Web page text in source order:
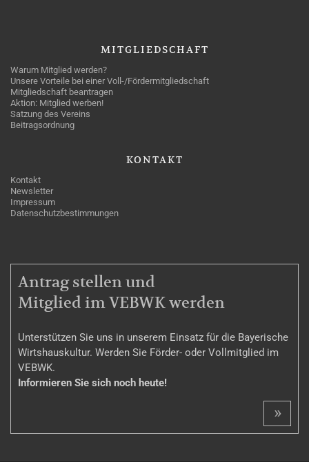
MITGLIEDSCHAFT
Warum Mitglied werden?
Unsere Vorteile bei einer Voll-/Fördermitgliedschaft
Mitgliedschaft beantragen
Aktion: Mitglied werben!
Satzung des Vereins
Beitragsordnung
KONTAKT
Kontakt
Newsletter
Impressum
Datenschutzbestimmungen
MITGLIEDSCHAFT
Antrag stellen und
Mitglied im VEBWK werden
Unterstützen Sie uns in unserem Einsatz für die Bayerische
Wirtshauskultur. Werden Sie Förder- oder Vollmitglied im
VEBWK.
Informieren Sie sich noch heute!
»